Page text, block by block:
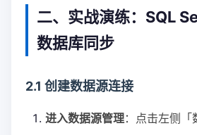
二、实战演练：SQL
数据库同步
2.1 创建数据源连接
进入数据源管理：点击左侧「